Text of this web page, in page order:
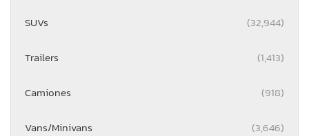
SUVs (32,944)
Trailers (1,413)
Camiones (918)
Vans/Minivans (3,646)